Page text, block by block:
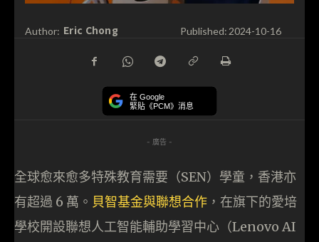
Author: Eric Chong Published: 2024-10-16
在 Google
緊貼《PCM》消息
- 廣告 -
全球愈來愈多特殊教育需要（SEN）學童，香港亦
有超過 6 萬。 貝智基金與聯想合作 ，在旗下的愛培
學校開設聯想人工智能輔助學習中心（Lenovo AI